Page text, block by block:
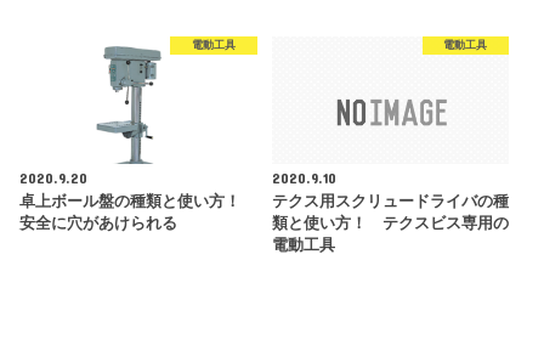
電動工具
2020.9.20
卓上ボール盤の種類と使い方！
安全に穴があけられる
電動工具
2020.9.10
テクス用スクリュードライバの種
類と使い方！ テクスビス専用の
電動工具